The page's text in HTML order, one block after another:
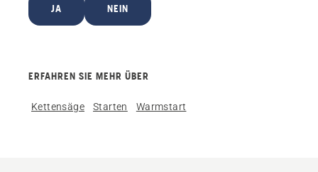
JA NEIN
ERFAHREN SIE MEHR ÜBER
Kettensäge Starten Warmstart